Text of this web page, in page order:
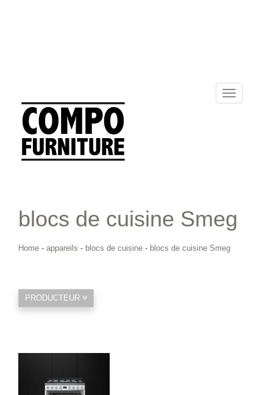
Toggle
navigation
blocs de cuisine Smeg
Home - appareils - blocs de cuisine - blocs de cuisine Smeg
PRODUCTEUR